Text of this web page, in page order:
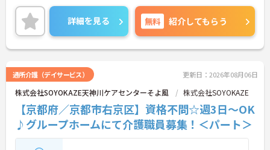
可能です！
ご興味ある方には、面接対策ポイントなど、さらに
詳細をお話しいたしますのでお気軽にご相談くださ
い！
詳細を見る 無料 紹介してもらう
通所介護（デイサービス） 更新日：2026年08月06日
株式会社SOYOKAZE天神川ケアセンターそよ風 株式会社SOYOKAZE
【京都府／京都市右京区】資格不問☆週3日～OK
♪グループホームにて介護職員募集！＜パート＞